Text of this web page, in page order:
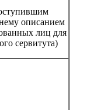
описанием
лиц для
сервитута)